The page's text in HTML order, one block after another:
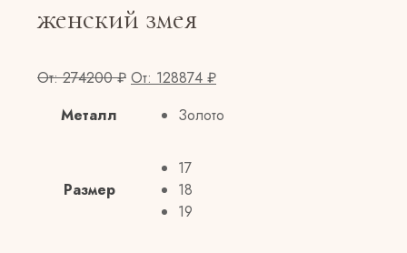
женский змея
От:274200₽ От: 128874 ₽
Металл
Золото
Размер
17
18
19